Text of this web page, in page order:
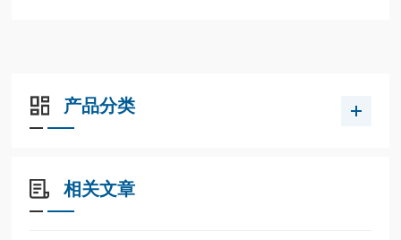
产品分类
相关文章